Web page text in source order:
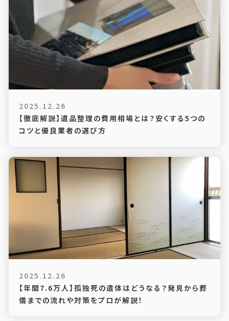
2025.12.26
【徹底解説】遺品整理の費用相場とは？安くする5つの
コツと優良業者の選び方
2025.12.26
【年間7.6万人】孤独死の遺体はどうなる？発見から葬
儀までの流れや対策をプロが解説！